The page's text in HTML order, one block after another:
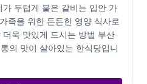
두텁게 붙은 갈비는 입안 가
족을 위한 든든한 영양 식사로
욱 맛있게 드시는 방법 부산
의 맛이 살아있는 한식당입니